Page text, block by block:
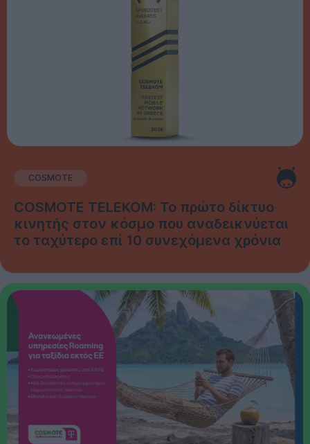
COSMOTE
COSMOTE TELEKOM: Το πρώτο δίκτυο
κινητής στον κόσμο που αναδεικνύεται
το ταχύτερο επί 10 συνεχόμενα χρόνια